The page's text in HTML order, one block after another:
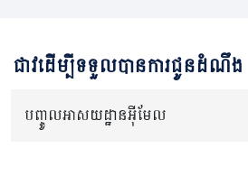
ជាវដើម្បីទទួលបានការជូនដំណឹង
បញ្ចូលអាសយដ្ឋានអ៊ីមែល